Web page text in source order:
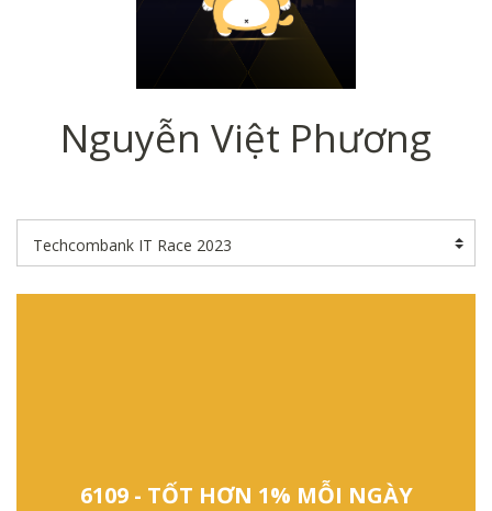
Nguyễn Việt Phương
6109 - TỐT HƠN 1% MỖI NGÀY